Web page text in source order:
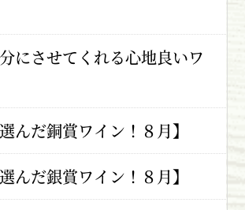
にさせてくれる心地良いワ
んだ銅賞ワイン！８月】
んだ銀賞ワイン！８月】